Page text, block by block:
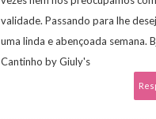
validade. Passando para lhe
uma linda e abençoada semana.
Cantinho by Giuly's